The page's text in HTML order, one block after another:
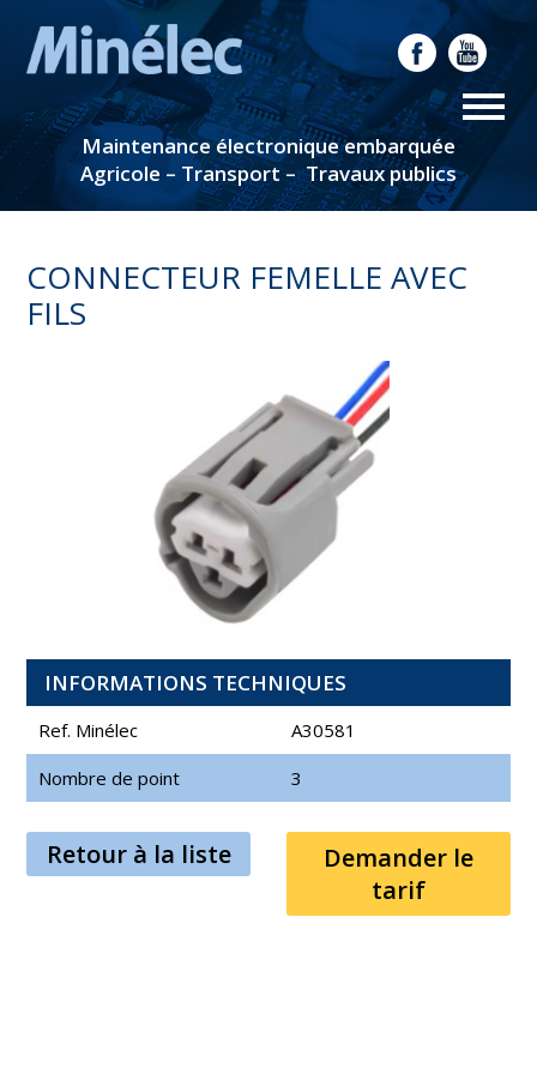
Maintenance électronique embarquée
Agricole – Transport – Travaux publics
CONNECTEUR FEMELLE AVEC
FILS
INFORMATIONS TECHNIQUES
Ref. Minélec
A30581
Nombre de point
3
Retour à la liste
Demander le
tarif